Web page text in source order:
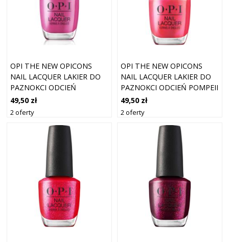
OPI THE NEW OPICONS
NAIL LACQUER LAKIER DO
PAZNOKCI ODCIEŃ
STRAWBERRY COSMO 15
ML
49,50 zł
2 oferty
OPI THE NEW OPICONS
NAIL LACQUER LAKIER DO
PAZNOKCI ODCIEŃ POMPEII
PINK 15 ML
49,50 zł
2 oferty